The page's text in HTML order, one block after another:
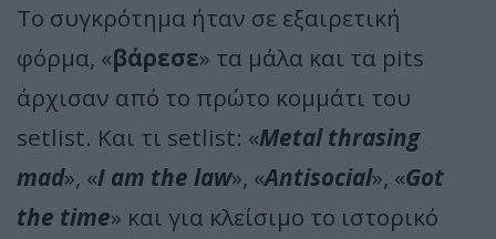
Το συγκρότημα ήταν σε εξαιρετική
φόρμα, «βάρεσε» τα μάλα και τα pits
άρχισαν από το πρώτο κομμάτι του
setlist. Και τι setlist: «Metal thrasing
mad», «I am the law», «Antisocial», «Got
the time» και για κλείσιμο το ιστορικό